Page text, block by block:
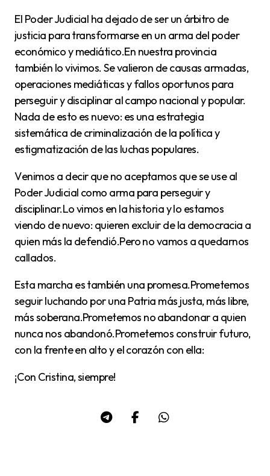
El Poder Judicial ha dejado de ser un árbitro de
justicia para transformarse en un arma del poder
económico y mediático.En nuestra provincia
también lo vivimos. Se valieron de causas armadas,
operaciones mediáticas y fallos oportunos para
perseguir y disciplinar al campo nacional y popular.
Nada de esto es nuevo: es una estrategia
sistemática de criminalización de la política y
estigmatización de las luchas populares.
Venimos a decir que no aceptamos que se use al
Poder Judicial como arma para perseguir y
disciplinar.Lo vimos en la historia y lo estamos
viendo de nuevo: quieren excluir de la democracia a
quien más la defendió.Pero no vamos a quedarnos
callados.
Esta marcha es también una promesa.Prometemos
seguir luchando por una Patria más justa, más libre,
más soberana.Prometemos no abandonar a quien
nunca nos abandonó.Prometemos construir futuro,
con la frente en alto y el corazón con ella:
¡Con Cristina, siempre!